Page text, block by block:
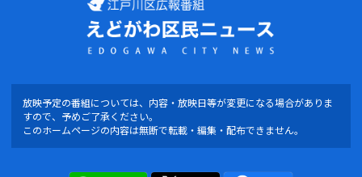
放映予定の番組については、内容・放映日等が変更になる場合がありま
すので、予めご了承ください。
このホームページの内容は無断で転載・編集・配布できません。